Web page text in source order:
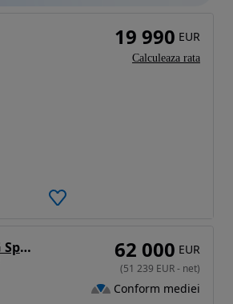
19 990 EUR
Calculeaza rata
Mercedes-Benz C 43 AMG 4Matic AMG Speedshift MCT9G 62 000 EUR
(51 239 EUR- net)
Conform mediei